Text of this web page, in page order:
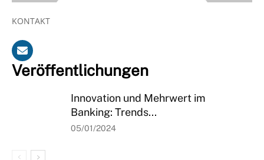
KONTAKT
Veröffentlichungen
Innovation und Mehrwert im
Banking: Trends...
05/01/2024